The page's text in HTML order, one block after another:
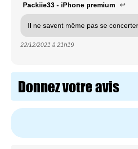
Packiie33 - iPhone premium ↩
Il ne savent même pas se
22/12/2021 à 21h19
Donnez votre avis